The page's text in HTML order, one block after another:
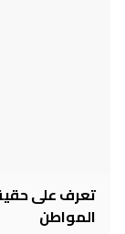
تعرف على
المواطن